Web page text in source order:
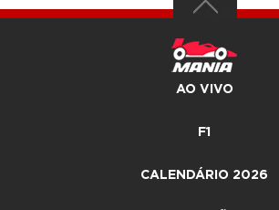
AO VIVO
F1
CALENDÁRIO 2026